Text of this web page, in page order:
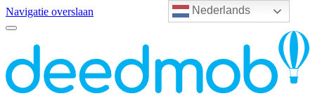
Nederlands
Navigatie overslaan